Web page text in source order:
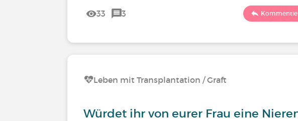
33 3
Leben mit Transplantation / Graft
Würdet ihr von eurer Frau eine